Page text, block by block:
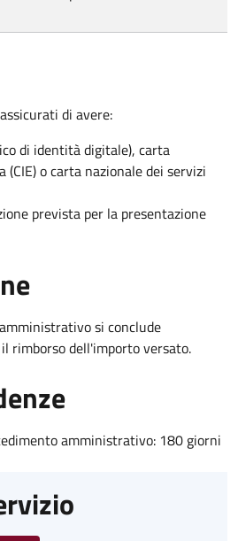
di avere:
di identità digitale), carta
(CIE) o carta nazionale dei servizi
prevista per la presentazione
si conclude
rimborso dell'importo versato.
amministrativo: 180 giorni